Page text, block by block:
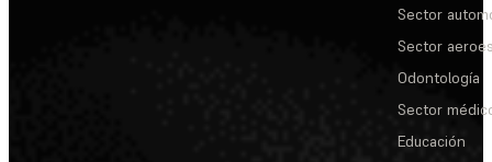
Sector
Sector
Odontología
Sector
Educación